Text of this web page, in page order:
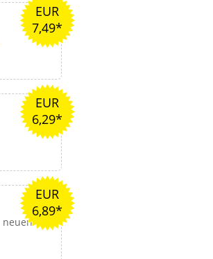
EUR
7,49*
EUR
6,29*
EUR
6,89*
neuen